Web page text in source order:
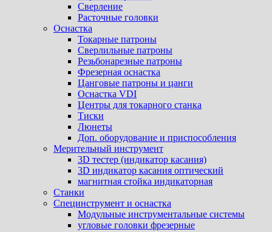
Сверление
Расточные головки
Оснастка
Токарные патроны
Сверлильные патроны
Резьбонарезные патроны
Фрезерная оснастка
Цанговые патроны и цанги
Оснастка VDI
Центры для токарного станка
Тиски
Люнеты
Доп. оборудование и приспособления
Мерительный инструмент
3D тестер (индикатор касания)
3D индикатор касания оптический
магнитная стойка индикаторная
Станки
Специнструмент и оснастка
Модульные инструментальные системы
угловые головки фрезерные